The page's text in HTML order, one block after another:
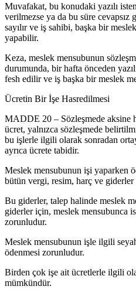
Muvafakat, bu konudaki yazılı
verilmezse ya da bu süre cevapsız
sayılır ve iş sahibi, başka bir
yapabilir.
Keza, meslek mensubunun
durumunda, bir hafta önceden
fesh edilir ve iş başka bir meslek
Ücretin Bir İşe Hasredilmesi
MADDE 20 – Sözleşmede aksine
ücret, yalnızca sözleşmede
bu işlerle ilgili olarak sonradan
ayrıca ücrete tabidir.
Meslek mensubunun işi yaparken
bütün vergi, resim, harç ve
Bu giderler, talep halinde meslek
giderler için, meslek mensubunca
zorunludur.
Meslek mensubunun işle ilgili
ödenmesi zorunludur.
Birden çok işe ait ücretlerle ilgili
mümkündür.